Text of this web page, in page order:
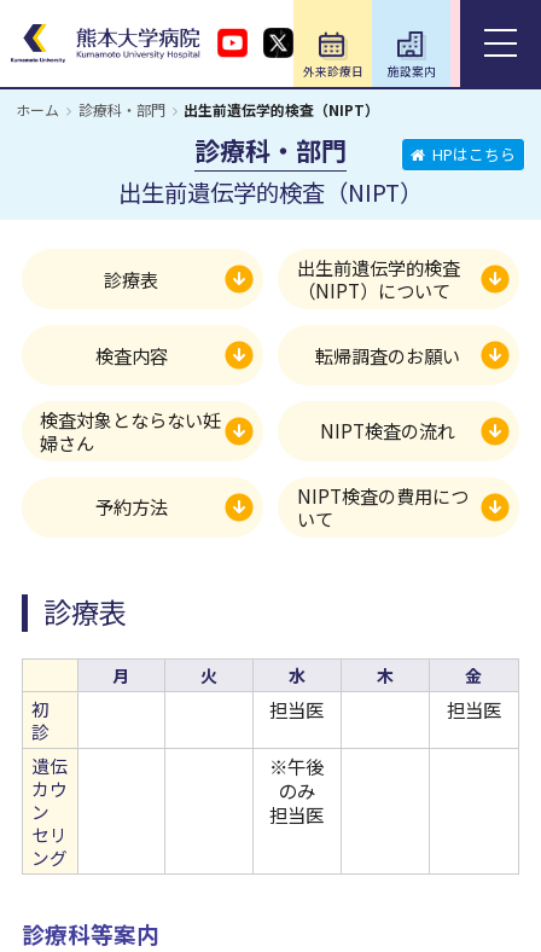
外来診療日 施設案内
ホーム 診療科・部門 出生前遺伝学的検査（NIPT）
診療科・部門
出生前遺伝学的検査（NIPT）
HPはこちら
診療表
出生前遺伝学的検査
（NIPT）について
検査内容 転帰調査のお願い
検査対象とならない妊
婦さん
NIPT検査の流れ
予約方法
NIPT検査の費用につ
いて
診療表
月 火 水 木 金
初
診
担当医 担当医
遺伝
カウ
ン
セリ
ング
※午後
のみ
担当医
診療科等案内
ホーム
外来のご案内
入院のご案内
診療科・部門
医療関係の方
教育・研究／研修